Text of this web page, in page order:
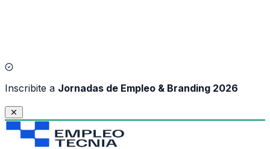
Inscribite a Jornadas de Empleo & Branding 2026